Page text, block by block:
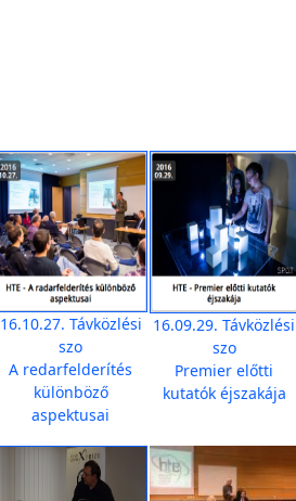
16.10.27. Távközlési
szo
A redarfelderítés
különböző
aspektusai
16.09.29. Távközlési
szo
Premier előtti
kutatók éjszakája